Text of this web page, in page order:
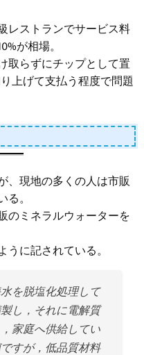
レストランでサービス料
が相場。
取らずにチップとして置
上げて支払う程度で問題
、現地の多くの人は市販
。
のミネラルウォーターを
に記されている。
を脱塩化処理して
し，それに電解質
家庭へ供給してい
すが，低品質材料